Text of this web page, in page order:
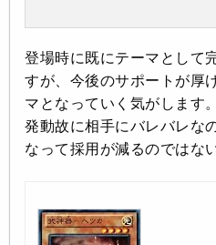
登場時に既にテーマとして
すが、今後のサポートが厚
マとなっていく気がします
発動故に相手にバレバレな
なって採用が減るのではな